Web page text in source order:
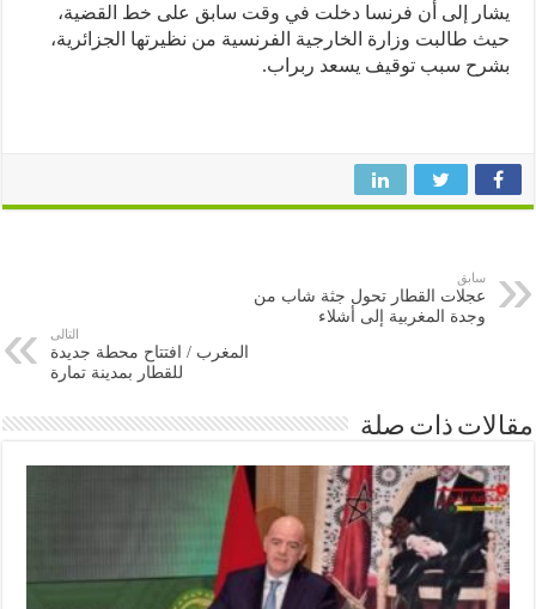
إلى أن فرنسا دخلت في وقت سابق على خط القضية،
طالبت وزارة الخارجية الفرنسية من نظيرتها الجزائرية،
سبب توقيف يسعد ربراب.
عجلات القطار تحول جثة شاب من
وجدة المغربية إلى أشلاء
المغرب / افتتاح محطة جديدة
للقطار بمدينة تمارة
ذات صلة